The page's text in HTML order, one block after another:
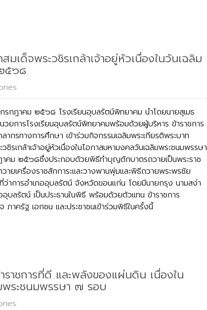
เด็จพระวชิรเกล้าเจ้าอยู่หัวเนื่องในวันเฉลิม
๕๖๘
กฎาคม ๒๕๖๘ โรงเรียนอุบลรัตน์พิทยาคม นำโดยนายสุเมธ
วยการโรงเรียนอุบลรัตน์พิทยาคมพร้อมด้วยผู้บริหาร ข้าราชการ
ากรทางการศึกษา เข้าร่วมกิจกรรมเฉลิมพระเกียรติพระบาท
วชิรเกล้าเจ้าอยู่หัวเนื่องในโอกาสมหามงคลวันเฉลิมพระชนมพรรษา
คม ๒๕๖๘ซึ่งประกอบด้วยพิธีทำบุญตักบาตรถวายเป็นพระราช
ายเครื่องราชสักการะและวางพานพุ่มและพิธีถวายพระพรชัย
าการอำเภออุบลรัตน์ จังหวัดขอนแก่น โดยมีนายกรุง นามสง่า
อุบลรัตน์ เป็นประธานในพิธี พร้อมด้วยตัวแทน ข้าราชการ
ภาครัฐ เอกชน และประชาชนเข้าร่วมพิธีในครั้งนี้
ชการที่ดี และพลังของแผ่นดิน เนื่องใน
พระชนมพรรษา ๗ รอบ